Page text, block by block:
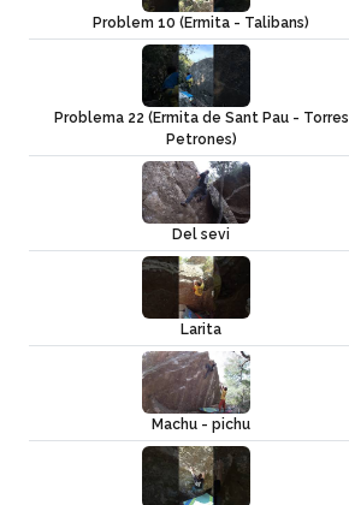
Problem 10 (Ermita - Talibans)
Problema 22 (Ermita de Sant Pau - Torres
Petrones)
Del sevi
Larita
Machu - pichu